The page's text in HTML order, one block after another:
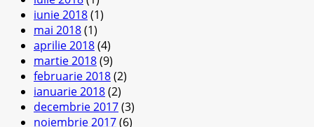
iunie 2018(1)
mai 2018(1)
aprilie 2018(4)
martie 2018(9)
februarie 2018(2)
ianuarie 2018(2)
decembrie 2017(3)
noiembrie 2017(6)